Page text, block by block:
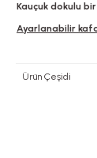
Kauçuk dokulu
Ayarlanabilir
Ürün Çeşidi